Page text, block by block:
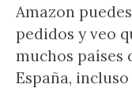
Amazon
pedidos y veo
muchos países
España,